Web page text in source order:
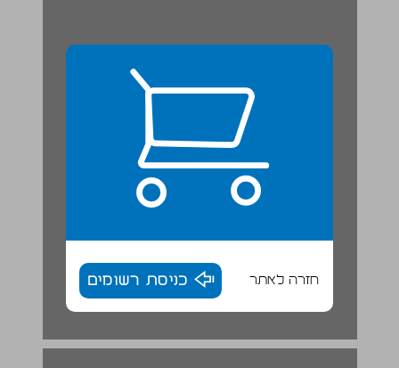
חזרה לאתר כניסת רשומים